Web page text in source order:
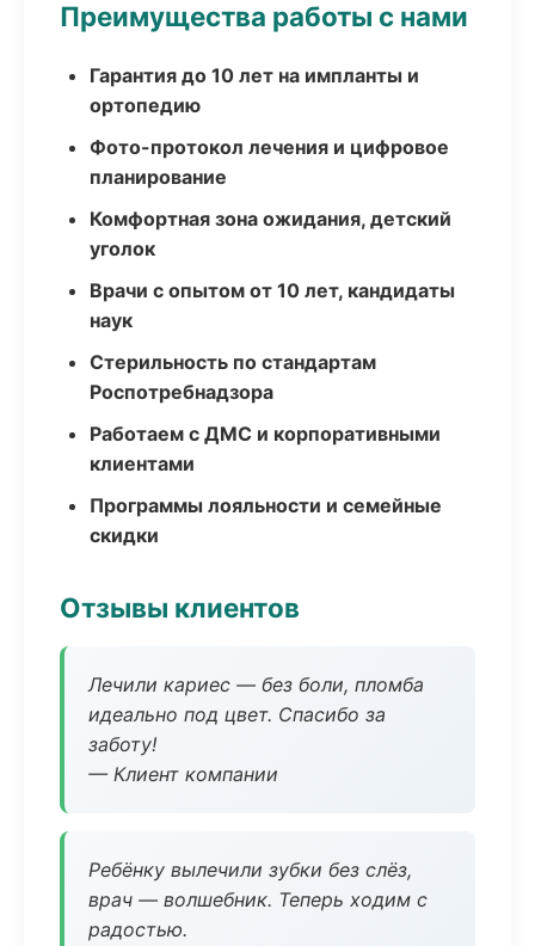
Преимущества работы с нами
Гарантия до 10 лет на импланты и
ортопедию
Фото-протокол лечения и цифровое
планирование
Комфортная зона ожидания, детский
уголок
Врачи с опытом от 10 лет, кандидаты
наук
Стерильность по стандартам
Роспотребнадзора
Работаем с ДМС и корпоративными
клиентами
Программы лояльности и семейные
скидки
Отзывы клиентов
Лечили кариес — без боли, пломба
идеально под цвет. Спасибо за
заботу!
— Клиент компании
Ребёнку вылечили зубки без слёз,
врач — волшебник. Теперь ходим с
радостью.